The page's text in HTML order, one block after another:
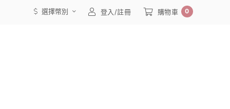
選擇幣別 登入/註冊 購物車 0